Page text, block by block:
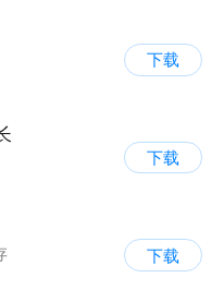
下载
下载
下载